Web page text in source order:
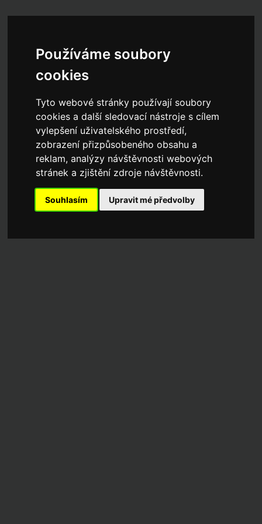
Používáme soubory
cookies
Tyto webové stránky používají soubory
cookies a další sledovací nástroje s cílem
vylepšení uživatelského prostředí,
zobrazení přizpůsobeného obsahu a
reklam, analýzy návštěvnosti webových
stránek a zjištění zdroje návštěvnosti.
Souhlasím Upravit mé předvolby